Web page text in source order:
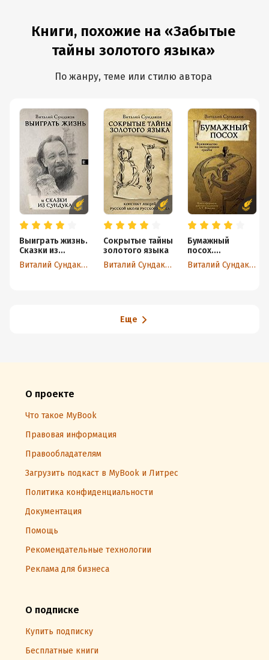
Книги, похожие на «Забытые
тайны золотого языка»
По жанру, теме или стилю автора
Выиграть жизнь.
Сказки из
сундука
Виталий Сундаков
Сокрытые тайны
золотого языка
Виталий Сундаков
Бумажный
посох.
Буквоводство
по эксплуатации
Виталий Сундаков
Еще
О проекте
Что такое MyBook
Правовая информация
Правообладателям
Загрузить подкаст в MyBook и Литрес
Политика конфиденциальности
Документация
Помощь
Рекомендательные технологии
Реклама для бизнеса
О подписке
Купить подписку
Бесплатные книги